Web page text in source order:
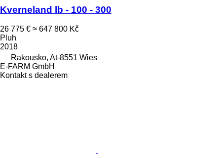
Kverneland lb - 100 - 300
26 775 € ≈ 647 800 Kč
Pluh
2018
Rakousko, At-8551 Wies
E-FARM GmbH
Kontakt s dealerem